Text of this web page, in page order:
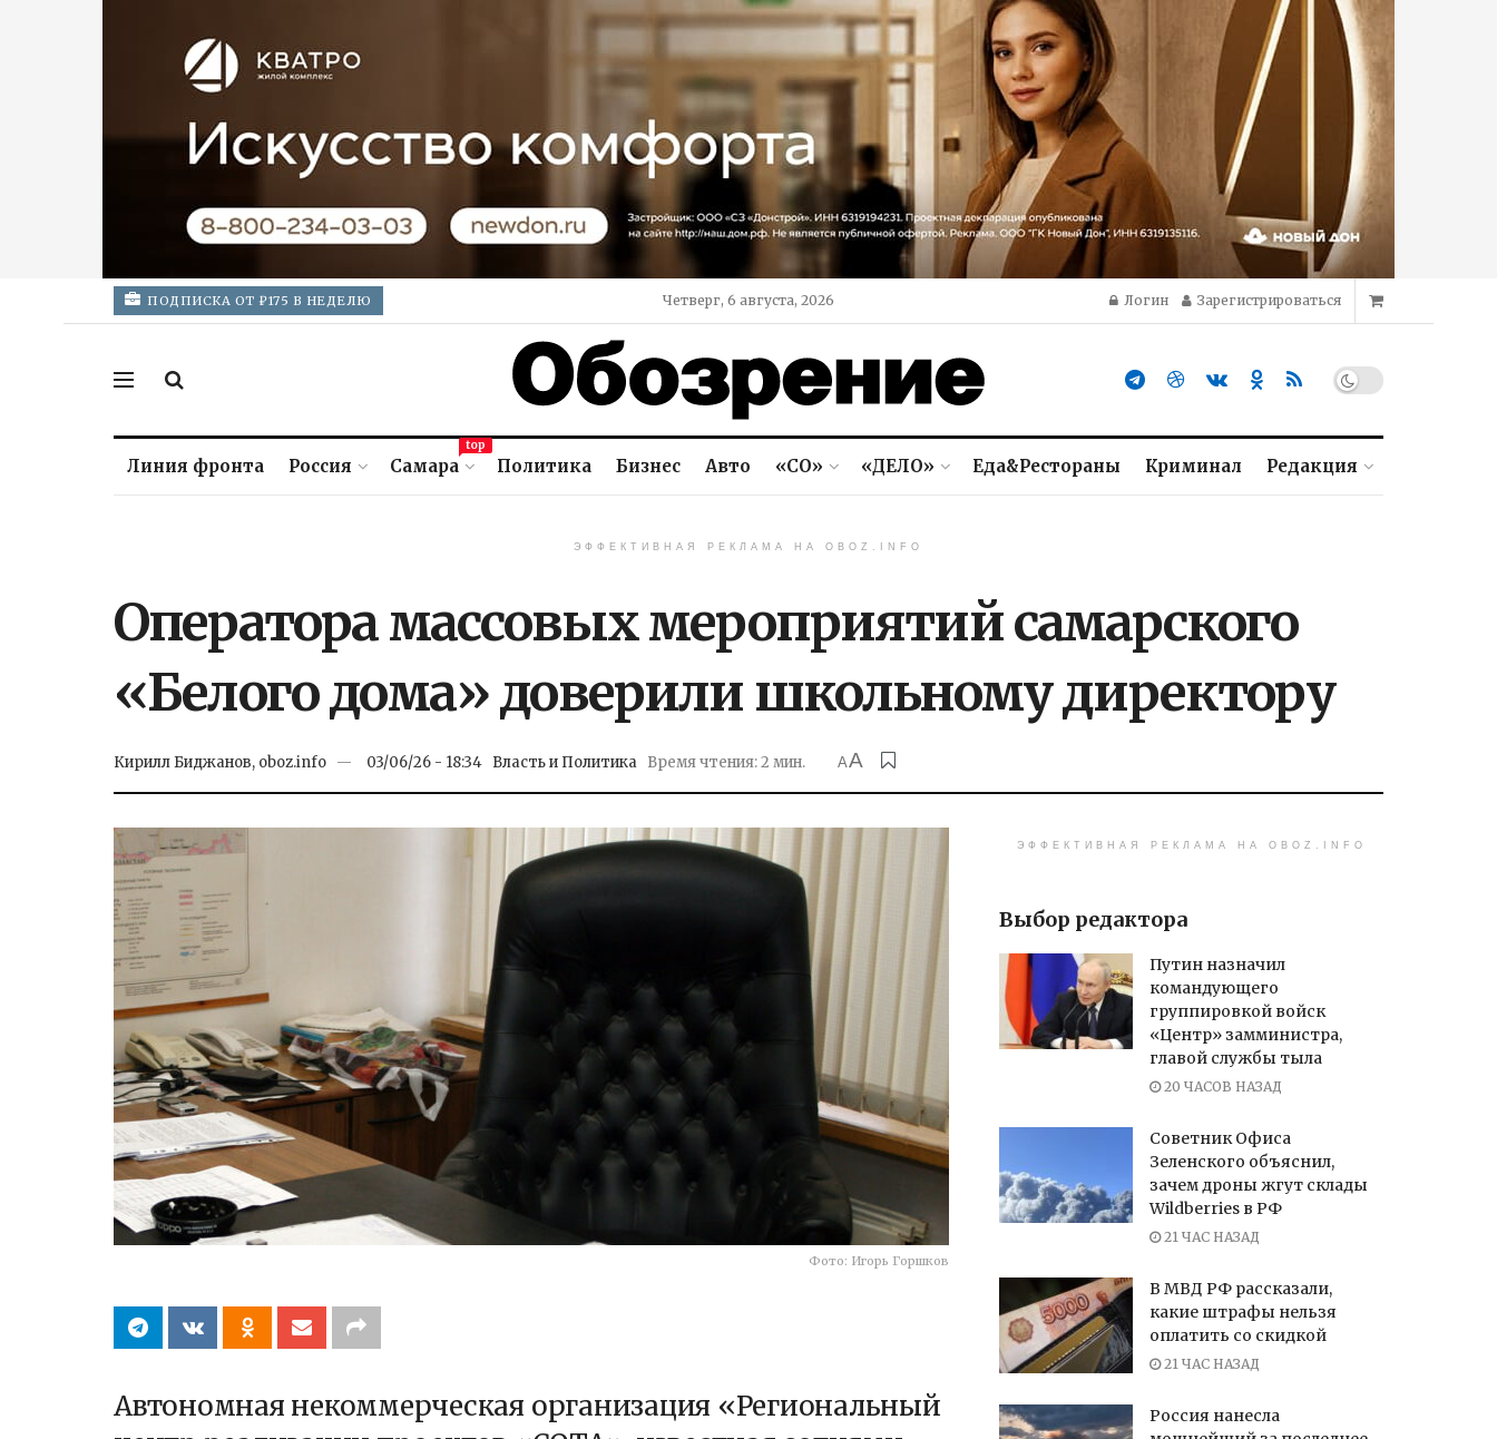
ПОДПИСКА ОТ ₽175 В НЕДЕЛЮ Четверг, 6 августа, 2026 Логин Зарегистрироваться
Линия фронта Россия Самара
top
Политика Бизнес Авто «СО» «ДЕЛО» Еда&Рестораны Криминал Редакция
ЭФФЕКТИВНАЯ РЕКЛАМА НА OBOZ.INFO
Оператора массовых мероприятий самарского
«Белого дома» доверили школьному директору
Кирилл Биджанов, oboz.info 03/06/26 - 18:34 Власть и Политика Время чтения: 2 мин. AA
Фото: Игорь Горшков
Автономная некоммерческая организация «Региональный
ЭФФЕКТИВНАЯ РЕКЛАМА НА OBOZ.INFO
Выбор редактора
Путин назначил
командующего
группировкой войск
«Центр» замминистра,
главой службы тыла
20 ЧАСОВ НАЗАД
Советник Офиса
Зеленского объяснил,
зачем дроны жгут склады
Wildberries в РФ
21 ЧАС НАЗАД
В МВД РФ рассказали,
какие штрафы нельзя
оплатить со скидкой
21 ЧАС НАЗАД
Россия нанесла